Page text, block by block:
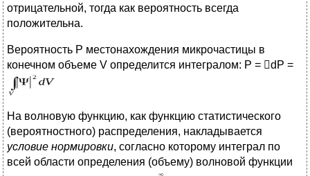
отрицательной, тогда как вероятность всегда
положительна.
Вероятность Р местонахождения микрочастицы в
конечном объеме V определится интегралом: Р = dР =
На волновую функцию, как функцию статистического
(вероятностного) распределения, накладывается
условие нормировки, согласно которому интеграл по
всей области определения (объему) волновой функции